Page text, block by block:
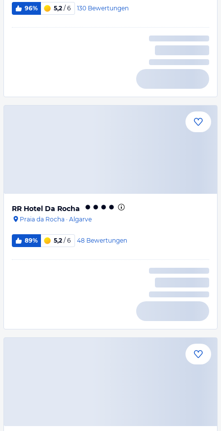
96% 5,2 / 6 130 Bewertungen
RR Hotel Da Rocha
Praia da Rocha · Algarve
89% 5,2 / 6 48 Bewertungen